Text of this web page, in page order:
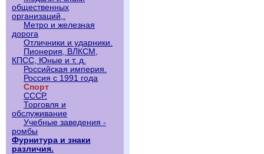
общественных
организаций,.
Метро и железная
дорога
Отличники и ударники.
Пионерия, ВЛКСМ,
КПСС, Юные и т. д.
Российская империя.
Россия с 1991 года
Спорт
СССР.
Торговля и
обслуживание
Учебные заведения -
ромбы
Фурнитура и знаки
различия.